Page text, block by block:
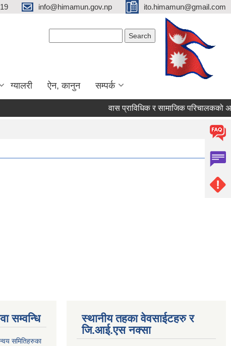
info@himamun.gov.np ito.himamun@gmail.com
ग्यालरी ऐन, कानुन सम्पर्क
वास प्राविधिक र सामाजिक परिचालकको
सम्वन्धि
समितिहरुका
स्थानीय तहका वेवसाईटहरु र
जि.आई.एस नक्सा